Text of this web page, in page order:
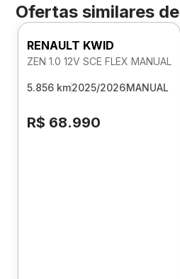
Ofertas similares de
RENAULT KWID
ZEN 1.0 12V SCE FLEX MANUAL
5.856 km2025/2026MANUAL
R$ 68.990